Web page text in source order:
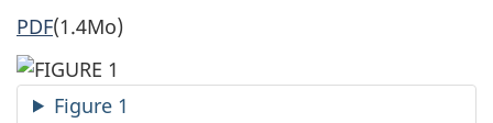
PDF(1.4Mo)
Figure 1